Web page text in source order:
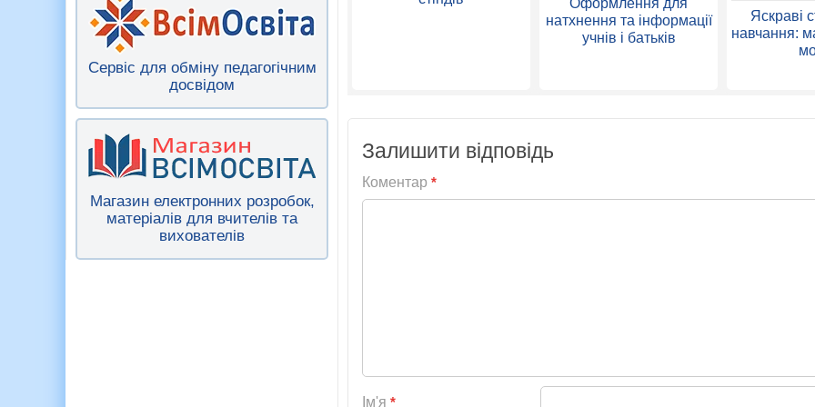
Сервіс для обміну педагогічним
досвідом
Магазин електронних розробок,
матеріалів для вчителів та
вихователів
Оформлення для
натхнення та інформації
учнів і батьків
Яскраві
навчання:
Залишити відповідь
Коментар *
Ім'я *